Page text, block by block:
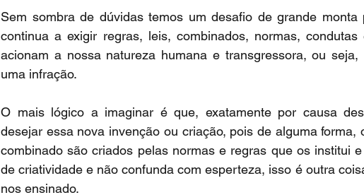
Sem sombra de dúvidas temos um desafio de grande
continua a exigir regras, leis, combinados, normas,
acionam a nossa natureza humana e transgressora, ou
uma infração.
O mais lógico a imaginar é que, exatamente por causa
desejar essa nova invenção ou criação, pois de alguma
combinado são criados pelas normas e regras que os institui
de criatividade e não confunda com esperteza, isso é outra
nos ensinado.